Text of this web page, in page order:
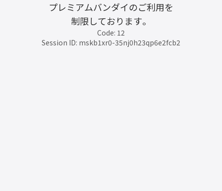
プレミアムバンダイのご利用を
制限しております。
Code: 12
Session ID: mskb1xr0-35nj0h23qp6e2fcb2